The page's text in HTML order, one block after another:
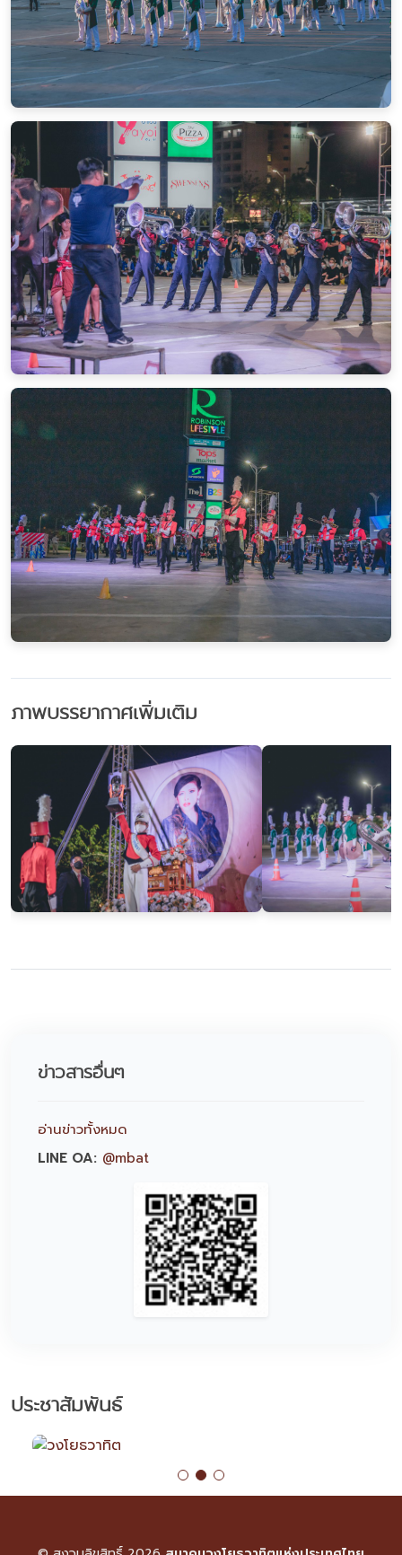
ภาพบรรยากาศเพิ่มเติม
ข่าวสารอื่นๆ
อ่านข่าวทั้งหมด
LINE OA: @mbat
ประชาสัมพันธ์